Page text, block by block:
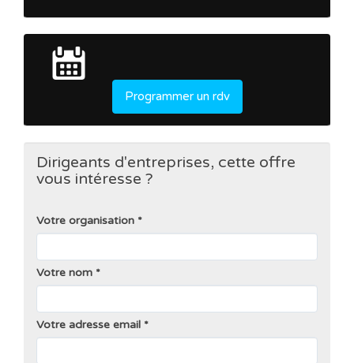
Programmer un rdv
Dirigeants d'entreprises, cette offre
vous intéresse ?
Votre organisation
Votre nom
Votre adresse email